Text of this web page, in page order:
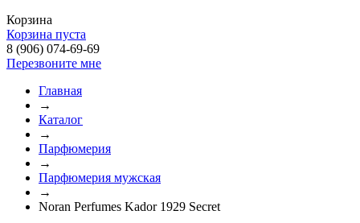
Корзина
Корзина пуста
8 (906) 074-69-69
Перезвоните мне
Главная
→
Каталог
→
Парфюмерия
→
Парфюмерия мужская
→
Noran Perfumes Kador 1929 Secret